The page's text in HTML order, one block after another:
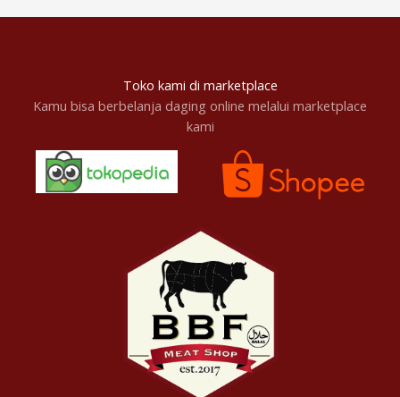
Toko kami di marketplace
Kamu bisa berbelanja daging online melalui marketplace
kami